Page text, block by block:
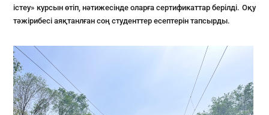
істеу» курсын өтіп, нәтижесінде оларға сертификаттар берілді. Оқу
тәжірибесі аяқтанлған соң студенттер есептерін тапсырды.